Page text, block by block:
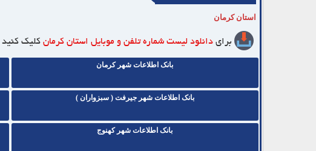
استان کرمان
برای دانلود لیست شماره تلفن و موبایل استان کرمان کلیک کنید
بانک اطلاعات شهر کرمان
بانک اطلاعات شهر جیرفت ( سبزواران )
بانک اطلاعات شهر کهنوج